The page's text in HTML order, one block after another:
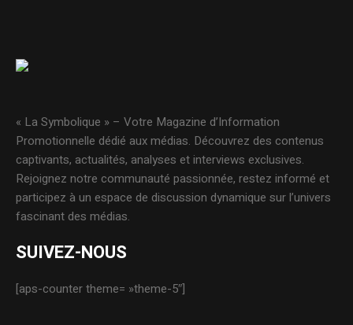
« La Symbolique » – Votre Magazine d’Information
Promotionnelle dédié aux médias. Découvrez des contenus
captivants, actualités, analyses et interviews exclusives.
Rejoignez notre communauté passionnée, restez informé et
participez à un espace de discussion dynamique sur l’univers
fascinant des médias.
SUIVEZ-NOUS
[aps-counter theme= »theme-5″]